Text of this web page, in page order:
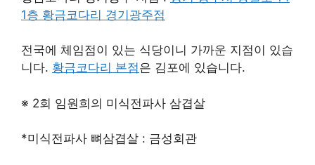
1층 황금코다리 경기광주점
전국에 체임점이 있는 식당이니 가까운 지점이 있습
니다. 황금코다리 본점은 김포에 있습니다.
※ 2회 임원희의 미식전파사 삼겹살
*미식전파사 뼈삼겹살 : 금성회관